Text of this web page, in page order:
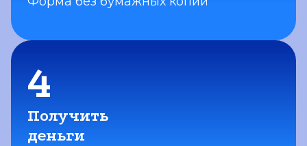
4
Получить
деньги